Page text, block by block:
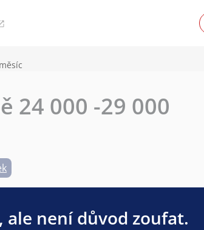
24 000 -29 000
ale není důvod zoufat.